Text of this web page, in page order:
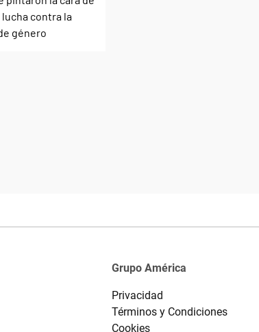
Grupo América
Privacidad
Términos y Condiciones
Cookies